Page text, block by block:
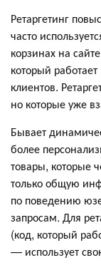
Ретаргетинг
часто
корзинах на
который
клиентов.
но которые уже
Бывает
более
товары, которые
только общую
по поведению
запросам. Для
(код, который
— использует